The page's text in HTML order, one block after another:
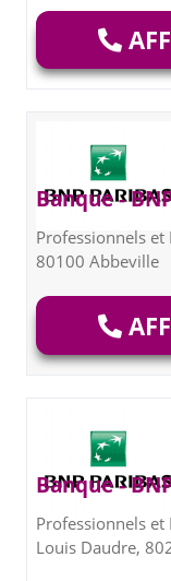
Banque -
Professionnels
80100 Abbeville
Banque -
Professionnels
Louis Daudre,